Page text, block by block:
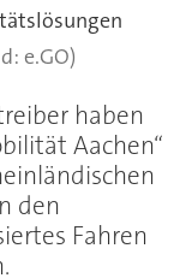
e.GO)
haben
Aachen“
den
Fahren